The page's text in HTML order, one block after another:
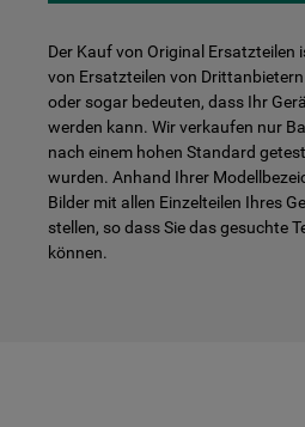
Der Kauf von Original Ersatzteilen
von Ersatzteilen von
oder sogar bedeuten, dass Ihr
werden kann. Wir verkaufen nur
nach einem hohen Standard
wurden. Anhand Ihrer
Bilder mit allen Einzelteilen Ihres
stellen, so dass Sie das gesuchte
können.